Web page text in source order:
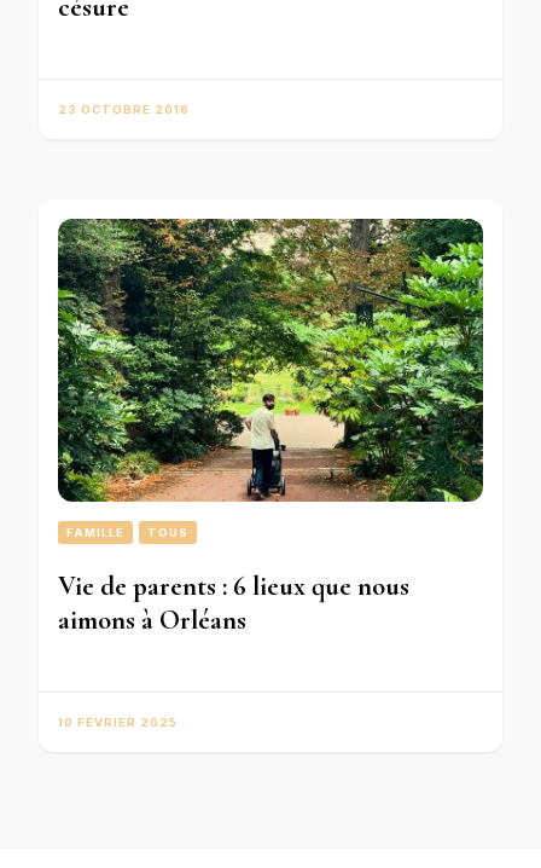
césure
23 OCTOBRE 2016
FAMILLE TOUS
Vie de parents : 6 lieux que nous
aimons à Orléans
10 FÉVRIER 2025